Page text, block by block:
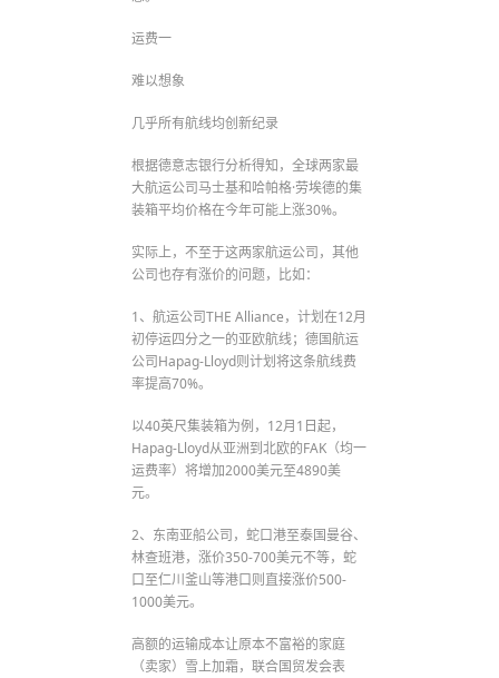
运费一
难以想象
几乎所有航线均创新纪录
根据德意志银行分析得知，全球两家最
大航运公司马士基和哈帕格·劳埃德的集
装箱平均价格在今年可能上涨30%。
实际上，不至于这两家航运公司，其他
公司也存有涨价的问题，比如：
1、航运公司THE Alliance，计划在12月
初停运四分之一的亚欧航线；德国航运
公司Hapag-Lloyd则计划将这条航线费
率提高70%。
以40英尺集装箱为例，12月1日起，
Hapag-Lloyd从亚洲到北欧的FAK（均一
运费率）将增加2000美元至4890美
元。
2、东南亚船公司，蛇口港至泰国曼谷、
林查班港，涨价350-700美元不等，蛇
口至仁川釜山等港口则直接涨价500-
1000美元。
高额的运输成本让原本不富裕的家庭
（卖家）雪上加霜，联合国贸发会表